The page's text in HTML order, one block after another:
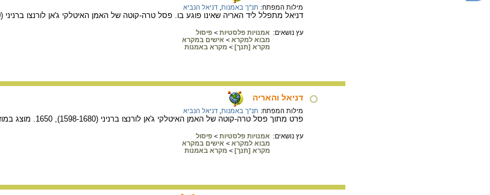
מילות המפתח: תנ"ך באמנות דניאל הנביא
דניאל מתפלל ליד האריה שאינו פוגע בו. פסל טרה-קוטה של האמן האיטלקי ג'אן לורנצו ברניני (1958-1680), גובה 41.6 ס"מ, 1655.
עץ נושאים: אמנויות פלסטיות > פיסול
מבוא למקרא > אישים במקרא
מקרא [תנך] > מקרא באמנות
דניאל והאריה
מילות המפתח: תנ"ך באמנות דניאל הנביא
פרט מתוך פסל טרה-קוטה של האמן האיטלקי ג'אן לורנצו ברניני (1598-1680), 1650. מוצג במוזיאון סאקרו שבוותיקן.
עץ נושאים: אמנויות פלסטיות > פיסול
מבוא למקרא > אישים במקרא
מקרא [תנך] > מקרא באמנות